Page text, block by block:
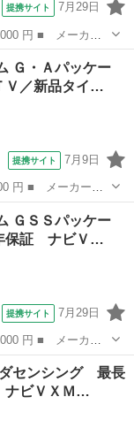
提携サイト 7月29日
■ グレード名：
シティブレーキ
Ｇ・Ａパッケー
Ｖ／新品タイ…
提携サイト 7月9日
■ グレード名：
タイヤ／バックカ
ＧＳＳパッケー
保証 ナビＶ…
提携サイト 7月29日
■ グレード名：
ビＶＸＭ－１７４
センシング 最長
ビＶＸＭ…